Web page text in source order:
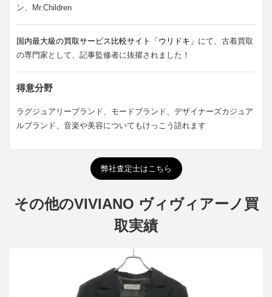
ン、Mr.Children
国内最大級の買取サービス比較サイト「ウリドキ」 にて、古着買取
の専門家として、記事監修者に抜擢されました！
得意分野
ラグジュアリーブランド、モードブランド、デザイナーズカジュア
ルブランド、音楽や美容についてもけっこう語れます
弊社査定士はこちら
その他のVIVIANO ヴィヴィアーノ買
取実績